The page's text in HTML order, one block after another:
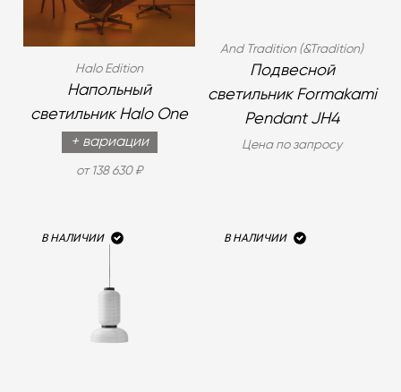
Halo Edition
Напольный
светильник Halo One
+ вариации
от 138 630 ₽
And Tradition (&Tradition)
Подвесной
светильник Formakami
Pendant JH4
Цена по запросу
В НАЛИЧИИ В НАЛИЧИИ